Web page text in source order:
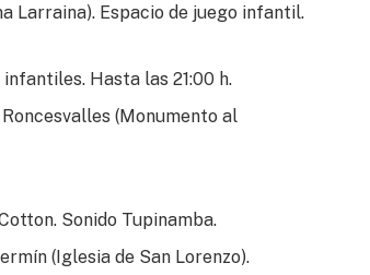
Larraina). Espacio de juego infantil.
Hasta las 21:00 h.
(Monumento al
Sonido Tupinamba.
(Iglesia de San Lorenzo).